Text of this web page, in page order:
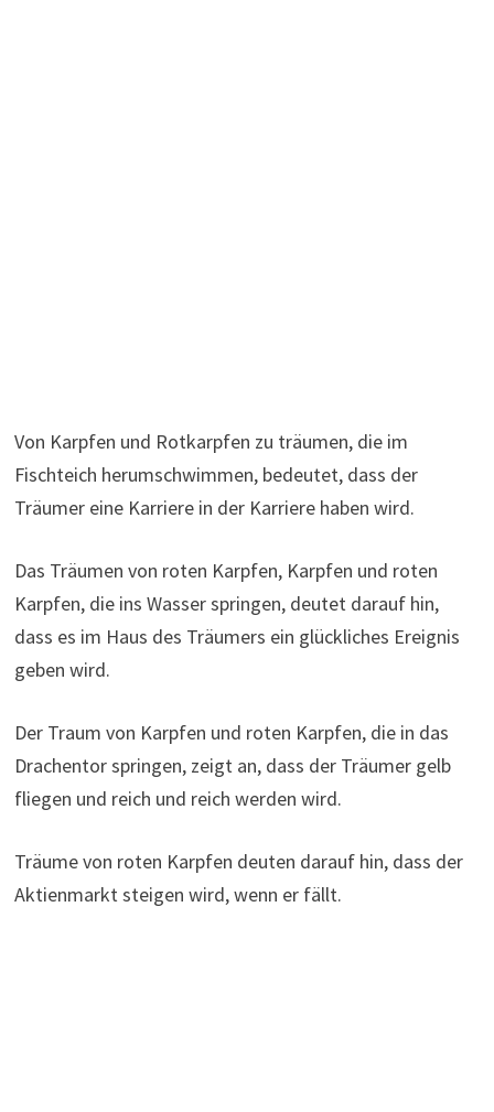
Von Karpfen und Rotkarpfen zu träumen, die im
Fischteich herumschwimmen, bedeutet, dass der
Träumer eine Karriere in der Karriere haben wird.
Das Träumen von roten Karpfen, Karpfen und roten
Karpfen, die ins Wasser springen, deutet darauf hin,
dass es im Haus des Träumers ein glückliches Ereignis
geben wird.
Der Traum von Karpfen und roten Karpfen, die in das
Drachentor springen, zeigt an, dass der Träumer gelb
fliegen und reich und reich werden wird.
Träume von roten Karpfen deuten darauf hin, dass der
Aktienmarkt steigen wird, wenn er fällt.